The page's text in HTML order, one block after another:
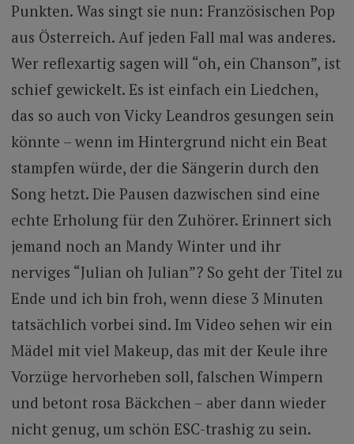
Punkten. Was singt sie nun: Französischen Pop
aus Österreich. Auf jeden Fall mal was anderes.
Wer reflexartig sagen will “oh, ein Chanson”, ist
schief gewickelt. Es ist einfach ein Liedchen,
das so auch von Vicky Leandros gesungen sein
könnte – wenn im Hintergrund nicht ein Beat
stampfen würde, der die Sängerin durch den
Song hetzt. Die Pausen dazwischen sind eine
echte Erholung für den Zuhörer. Erinnert sich
jemand noch an Mandy Winter und ihr
nerviges “Julian oh Julian”? So geht der Titel zu
Ende und ich bin froh, wenn diese 3 Minuten
tatsächlich vorbei sind. Im Video sehen wir ein
Mädel mit viel Makeup, das mit der Keule ihre
Vorzüge hervorheben soll, falschen Wimpern
und betont rosa Bäckchen – aber dann wieder
nicht genug, um schön ESC-trashig zu sein.